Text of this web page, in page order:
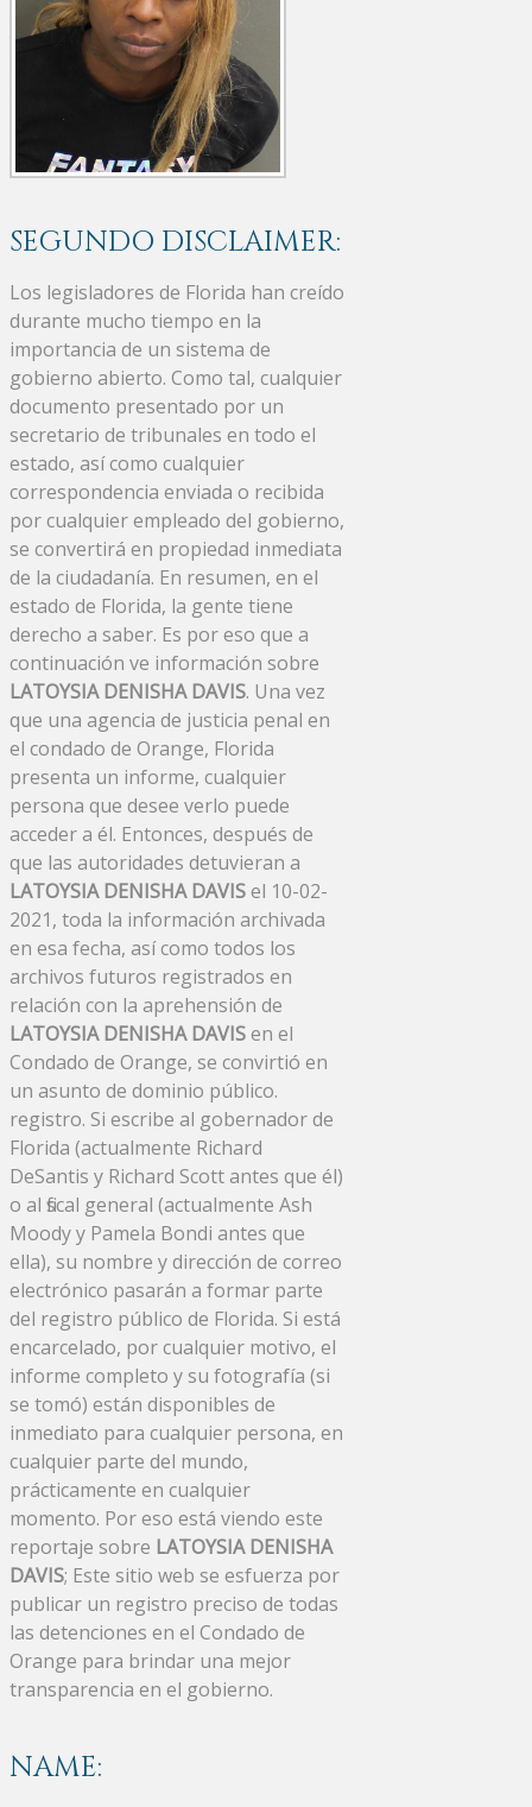
SEGUNDO DISCLAIMER:
Los legisladores de Florida han creído
durante mucho tiempo en la
importancia de un sistema de
gobierno abierto. Como tal, cualquier
documento presentado por un
secretario de tribunales en todo el
estado, así como cualquier
correspondencia enviada o recibida
por cualquier empleado del gobierno,
se convertirá en propiedad inmediata
de la ciudadanía. En resumen, en el
estado de Florida, la gente tiene
derecho a saber. Es por eso que a
continuación ve información sobre
LATOYSIA DENISHA DAVIS. Una vez
que una agencia de justicia penal en
el condado de Orange, Florida
presenta un informe, cualquier
persona que desee verlo puede
acceder a él. Entonces, después de
que las autoridades detuvieran a
LATOYSIA DENISHA DAVISel 10-02-
2021, toda la información archivada
en esa fecha, así como todos los
archivos futuros registrados en
relación con la aprehensión de
LATOYSIA DENISHA DAVISen el
Condado de Orange, se convirtió en
un asunto de dominio público.
registro. Si escribe al gobernador de
Florida (actualmente Richard
DeSantis y Richard Scott antes que él)
o al fiscal general (actualmente Ash
Moody y Pamela Bondi antes que
ella), su nombre y dirección de correo
electrónico pasarán a formar parte
del registro público de Florida. Si está
encarcelado, por cualquier motivo, el
informe completo y su fotografía (si
se tomó) están disponibles de
inmediato para cualquier persona, en
cualquier parte del mundo,
prácticamente en cualquier
momento. Por eso está viendo este
reportaje sobre LATOYSIA DENISHA
DAVIS; Este sitio web se esfuerza por
publicar un registro preciso de todas
las detenciones en el Condado de
Orange para brindar una mejor
transparencia en el gobierno.
NAME: